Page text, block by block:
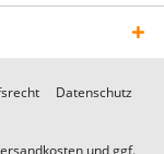
Datenschutz
und ggf.